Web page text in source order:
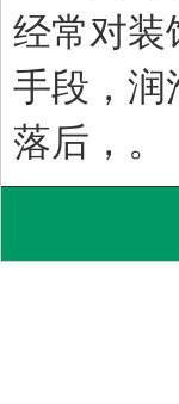
经常对装
手段，润
落后，。